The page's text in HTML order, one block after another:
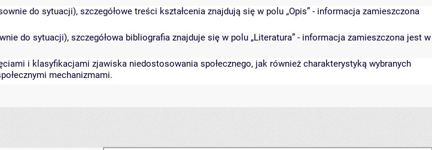
do sytuacji), szczegółowe treści kształcenia znajdują się w polu „Opis” - informacja zamieszczona
do sytuacji), szczegółowa bibliografia znajduje się w polu „Literatura” - informacja zamieszczona jest w
i klasyfikacjami zjawiska niedostosowania społecznego, jak również charakterystyką wybranych
mechanizmami.